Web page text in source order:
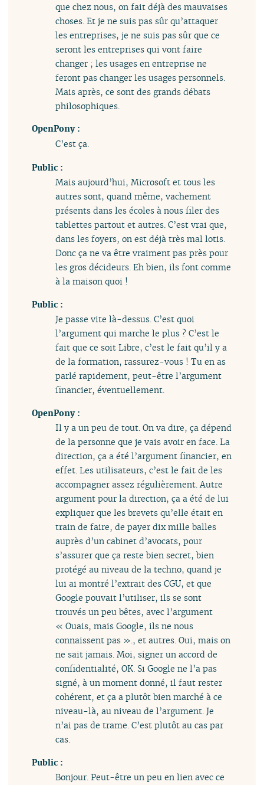
que chez nous, on fait déjà des mauvaises
choses. Et je ne suis pas sûr qu’attaquer
les entreprises, je ne suis pas sûr que ce
seront les entreprises qui vont faire
changer ; les usages en entreprise ne
feront pas changer les usages personnels.
Mais après, ce sont des grands débats
philosophiques.
OpenPony :
C’est ça.
Public :
Mais aujourd’hui, Microsoft et tous les
autres sont, quand même, vachement
présents dans les écoles à nous filer des
tablettes partout et autres. C’est vrai que,
dans les foyers, on est déjà très mal lotis.
Donc ça ne va être vraiment pas près pour
les gros décideurs. Eh bien, ils font comme
à la maison quoi !
Public :
Je passe vite là-dessus. C’est quoi
l’argument qui marche le plus ? C’est le
fait que ce soit Libre, c’est le fait qu’il y a
de la formation, rassurez-vous ! Tu en as
parlé rapidement, peut-être l’argument
financier, éventuellement.
OpenPony :
Il y a un peu de tout. On va dire, ça dépend
de la personne que je vais avoir en face. La
direction, ça a été l’argument financier, en
effet. Les utilisateurs, c’est le fait de les
accompagner assez régulièrement. Autre
argument pour la direction, ça a été de lui
expliquer que les brevets qu’elle était en
train de faire, de payer dix mille balles
auprès d’un cabinet d’avocats, pour
s’assurer que ça reste bien secret, bien
protégé au niveau de la techno, quand je
lui ai montré l’extrait des CGU, et que
Google pouvait l’utiliser, ils se sont
trouvés un peu bêtes, avec l’argument
« Ouais, mais Google, ils ne nous
connaissent pas »., et autres. Oui, mais on
ne sait jamais. Moi, signer un accord de
confidentialité, OK. Si Google ne l’a pas
signé, à un moment donné, il faut rester
cohérent, et ça a plutôt bien marché à ce
niveau-là, au niveau de l’argument. Je
n’ai pas de trame. C’est plutôt au cas par
cas.
Public :
Bonjour. Peut-être un peu en lien avec ce